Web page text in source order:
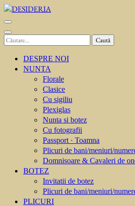
Sari
la
conținut
(apasă
Caută
DESPRE NOI
NUNTA
Florale
Clasice
Cu sigiliu
Plexiglas
Nunta si botez
Cu fotografii
Passport · Toamna
Plicuri de bani/meniuri/
Domnisoare & Cavaleri de
BOTEZ
Invitatii de botez
Plicuri de bani/meniuri/
PLICURI